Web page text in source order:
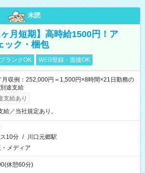
未読
ヶ月短期】高時給1500円！ア
ック・梱包
ブランクOK WEB登録・面接OK
月収例：252,000円＝1,500円×8時間×21日勤務の
途支給
支給あり
給／当社規定あり。
10分 / 川口元郷駅
メディア
休憩60分)